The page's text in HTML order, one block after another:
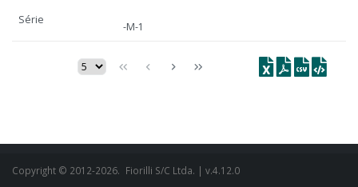
Série
-M-1
Copyright © 2012-2026. Fiorilli S/C Ltda. | v.4.12.0